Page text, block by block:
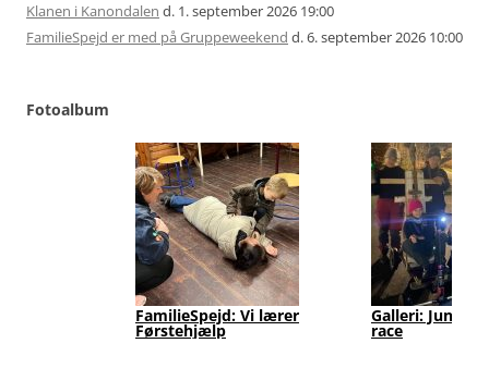
Klanen i Kanondalen d. 1. september 2026 19:00
FamilieSpejd er med på Gruppeweekend d. 6. september 2026 10:00
Fotoalbum
FamilieSpejd: Vi lærer
Førstehjælp
Galleri: Junior
race